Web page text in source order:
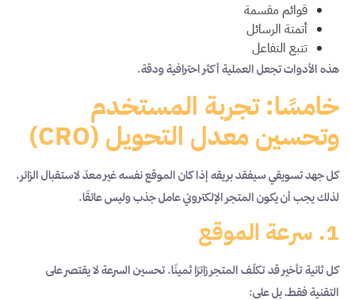
قوائم مقسمة
أتمتة الرسائل
تتبع التفاعل
هذه الأدوات تجعل العملية أكثر احترافية ودقة.
خامسًا: تجربة المستخدم
وتحسين معدل التحويل (CRO)
كل جهد تسويقي سيفقد بريقه إذا كان الموقع نفسه غير معدّ لاستقبال الزائر.
لذلك يجب أن يكون المتجر الإلكتروني عامل جذب وليس عائقًا.
1. سرعة الموقع
كل ثانية تأخير قد تكلّف المتجر زائرًا ثمينًا. تحسين السرعة لا يقتصر على
التقنية فقط، بل على: